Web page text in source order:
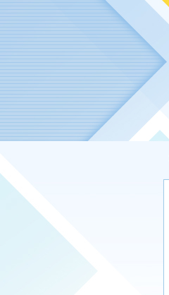
移至網頁之主要內容區位置